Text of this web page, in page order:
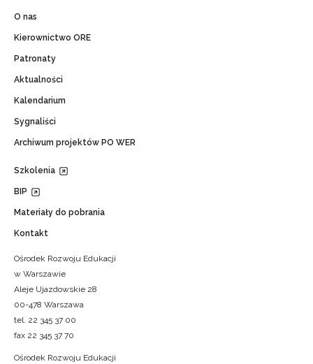
O nas
Kierownictwo ORE
Patronaty
Aktualności
Kalendarium
Sygnaliści
Archiwum projektów PO WER
Szkolenia
BIP
Materiały do pobrania
Kontakt
Ośrodek Rozwoju Edukacji
w Warszawie
Aleje Ujazdowskie 28
00-478 Warszawa
tel. 22 345 37 00
fax 22 345 37 70
Ośrodek Rozwoju Edukacji